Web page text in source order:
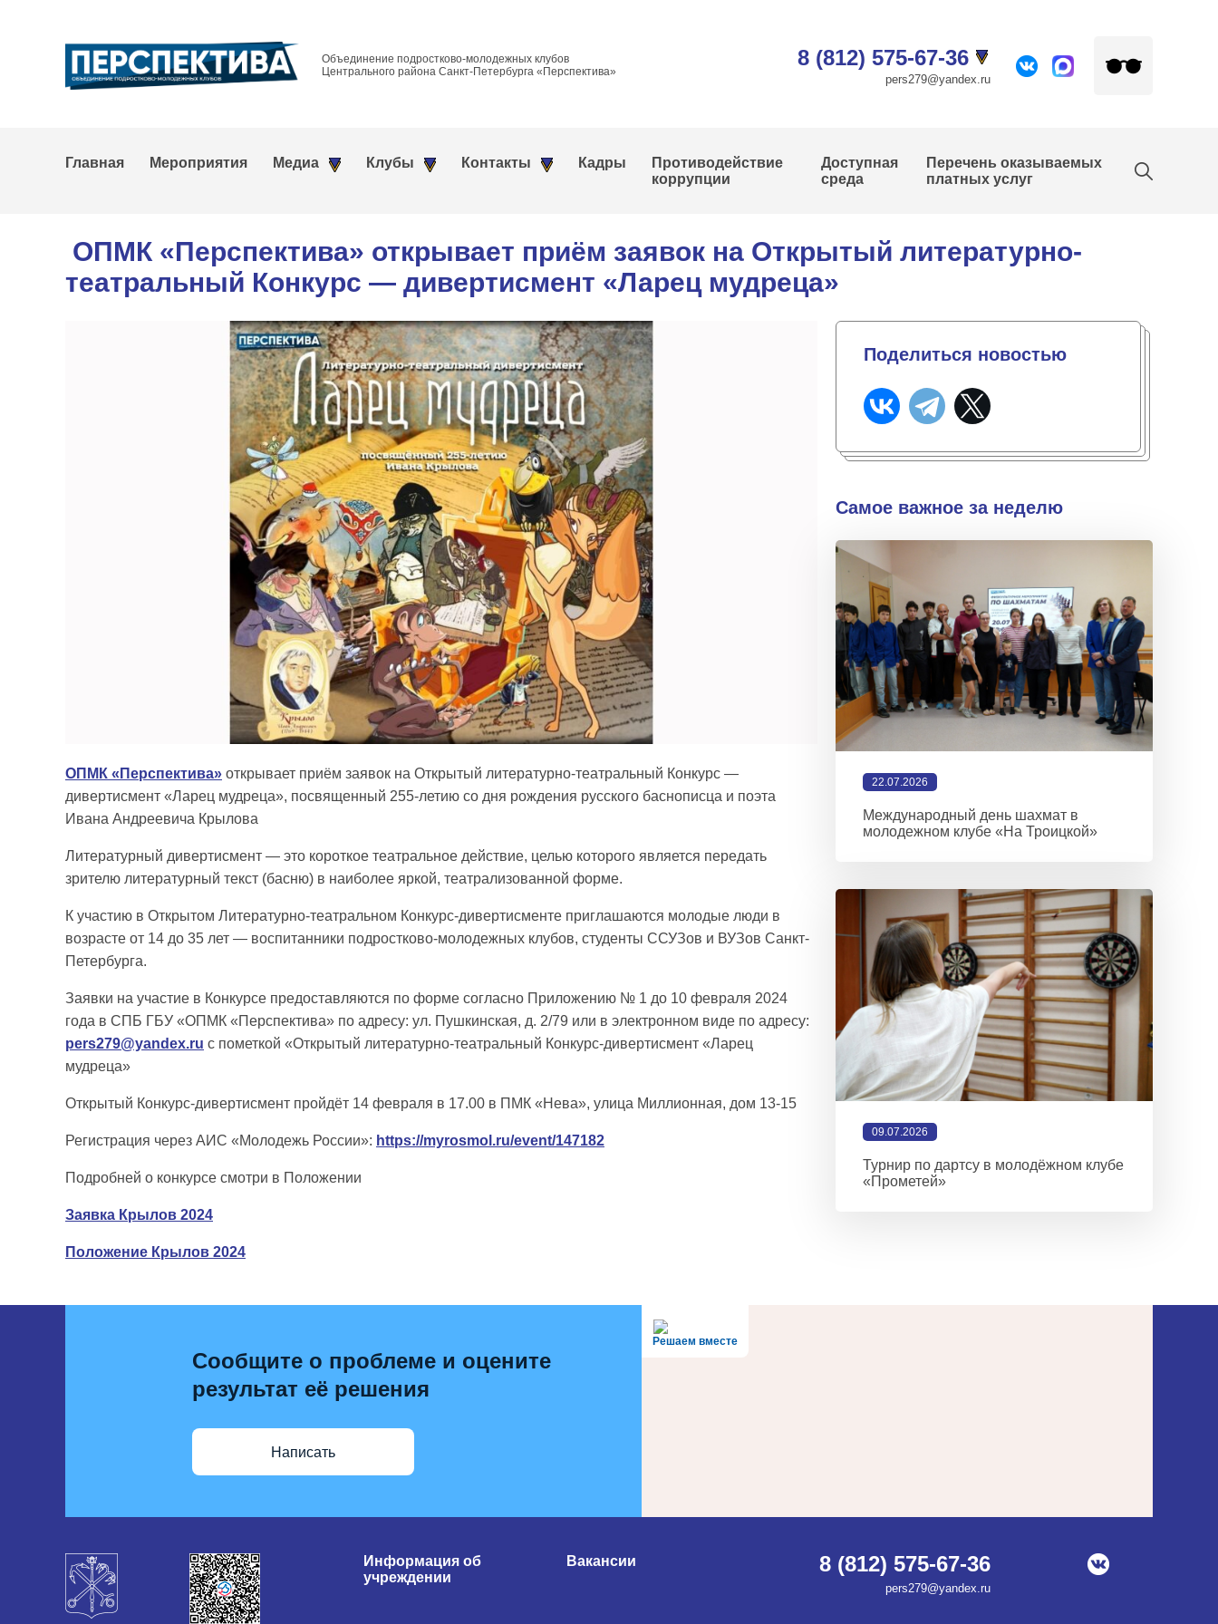
Объединение подростково-молодежных клубов
Центрального района Санкт-Петербурга «Перспектива»
8 (812) 575-67-36
pers279@yandex.ru
Главная Мероприятия Медиа Клубы Контакты Кадры
Противодействие
коррупции
Доступная
среда
Перечень оказываемых
платных услуг
ОПМК «Перспектива» открывает приём заявок на Открытый литературно-
театральный Конкурс — дивертисмент «Ларец мудреца»
ОПМК «Перспектива» открывает приём заявок на Открытый литературно-театральный Конкурс —
дивертисмент «Ларец мудреца», посвященный 255-летию со дня рождения русского баснописца и поэта
Ивана Андреевича Крылова
Литературный дивертисмент — это короткое театральное действие, целью которого является передать
зрителю литературный текст (басню) в наиболее яркой, театрализованной форме.
К участию в Открытом Литературно-театральном Конкурс-дивертисменте приглашаются молодые люди в
возрасте от 14 до 35 лет — воспитанники подростково-молодежных клубов, студенты ССУЗов и ВУЗов Санкт-
Петербурга.
Заявки на участие в Конкурсе предоставляются по форме согласно Приложению № 1 до 10 февраля 2024
года в СПБ ГБУ «ОПМК «Перспектива» по адресу: ул. Пушкинская, д. 2/79 или в электронном виде по адресу:
pers279@yandex.ru с пометкой «Открытый литературно-театральный Конкурс-дивертисмент «Ларец
мудреца»
Открытый Конкурс-дивертисмент пройдёт 14 февраля в 17.00 в ПМК «Нева», улица Миллионная, дом 13-15
Регистрация через АИС «Молодежь России»: https://myrosmol.ru/event/147182
Подробней о конкурсе смотри в Положении
Заявка Крылов 2024
Положение Крылов 2024
Поделиться новостью
Самое важное за неделю
22.07.2026
Международный день шахмат в
молодежном клубе «На Троицкой»
09.07.2026
Турнир по дартсу в молодёжном клубе
«Прометей»
Решаем вместе
Сообщите о проблеме и оцените
результат её решения
Написать
Информация об
учреждении
Вакансии 8 (812) 575-67-36
pers279@yandex.ru